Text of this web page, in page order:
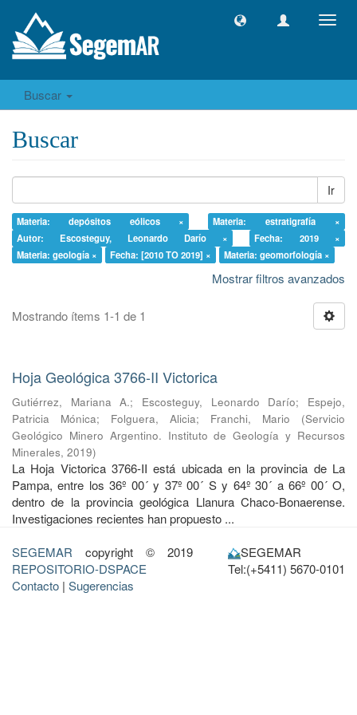
Buscar
Buscar
Ir
Materia: depósitos eólicos ×
Materia: estratigrafía ×
Autor: Escosteguy, Leonardo Darío ×
Fecha: 2019 ×
Materia: geología ×
Fecha: [2010 TO 2019] × Materia: geomorfología ×
Mostrar filtros avanzados
Mostrando ítems 1-1 de 1
Hoja Geológica 3766-II Victorica
Gutiérrez, Mariana A.; Escosteguy, Leonardo Darío; Espejo,
Patricia Mónica; Folguera, Alicia; Franchi, Mario (Servicio
Geológico Minero Argentino. Instituto de Geología y Recursos
Minerales, 2019)
La Hoja Victorica 3766-II está ubicada en la provincia de La
Pampa, entre los 36º 00´ y 37º 00´ S y 64º 30´ a 66º 00´ O,
dentro de la provincia geológica Llanura Chaco-Bonaerense.
Investigaciones recientes han propuesto ...
SEGEMAR copyright © 2019
REPOSITORIO-DSPACE
Contacto | Sugerencias
SEGEMAR
Tel:(+5411) 5670-0101